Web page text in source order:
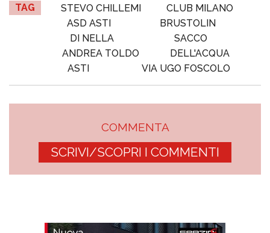
TAG STEVO CHILLEMI
CLUB MILANO
ASD ASTI
BRUSTOLIN
DI NELLA
SACCO
ANDREA TOLDO
DELL'ACQUA
ASTI
VIA UGO FOSCOLO
COMMENTA
SCRIVI/SCOPRI I COMMENTI